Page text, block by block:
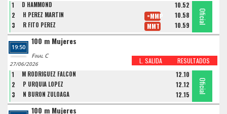
1 D HAMMOND 10.52
Oficial
2 H PEREZ MARTIN 10.58
=MMP Oficial
3 R FITO PEREZ 10.59
MMT
Oficial
19:50
100 m Mujeres
Final C
L. SALIDA RESULTADOS
27/06/2026
1 M RODRIGUEZ FALCON 12.10
Oficial
2 P URQUIA LOPEZ 12.12 Oficial
3 N BURON ZULOAGA 12.15
Oficial
100 m Mujeres